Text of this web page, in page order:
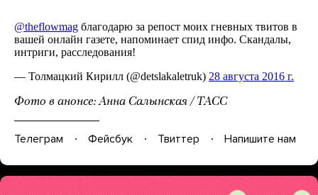
Фото в анонсе: Анна Салынская / ТАСС
Телеграм Фейсбук Твиттер Напишите нам